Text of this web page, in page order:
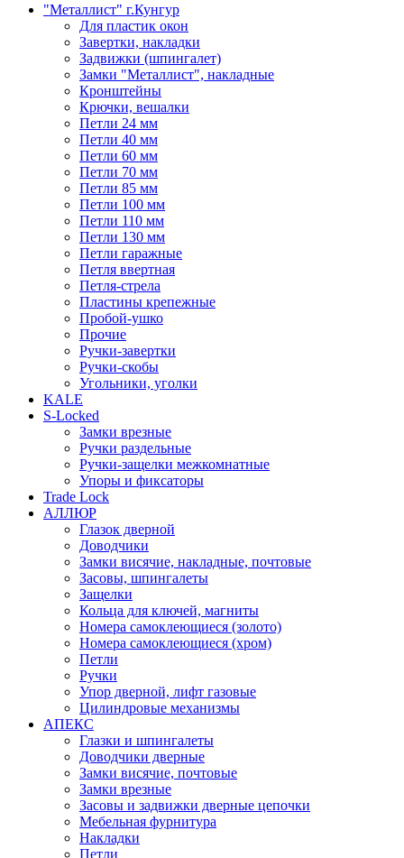
"Металлист" г.Кунгур
Для пластик окон
Завертки, накладки
Задвижки (шпингалет)
Замки "Металлист", накладные
Кронштейны
Крючки, вешалки
Петли 24 мм
Петли 40 мм
Петли 60 мм
Петли 70 мм
Петли 85 мм
Петли 100 мм
Петли 110 мм
Петли 130 мм
Петли гаражные
Петля ввертная
Петля-стрела
Пластины крепежные
Пробой-ушко
Прочие
Ручки-завертки
Ручки-скобы
Угольники, уголки
KALE
S-Locked
Замки врезные
Ручки раздельные
Ручки-защелки межкомнатные
Упоры и фиксаторы
Trade Lock
АЛЛЮР
Глазок дверной
Доводчики
Замки висячие, накладные, почтовые
Засовы, шпингалеты
Защелки
Кольца для ключей, магниты
Номера самоклеющиеся (золото)
Номера самоклеющиеся (хром)
Петли
Ручки
Упор дверной, лифт газовые
Цилиндровые механизмы
АПЕКС
Глазки и шпингалеты
Доводчики дверные
Замки висячие, почтовые
Замки врезные
Засовы и задвижки дверные цепочки
Мебельная фурнитура
Накладки
Петли